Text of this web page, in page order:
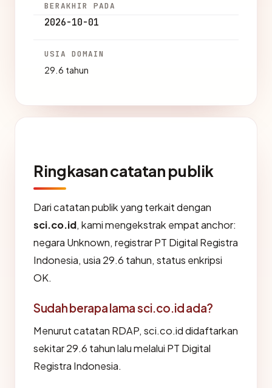
BERAKHIR PADA
2026-10-01
USIA DOMAIN
29.6 tahun
Ringkasan catatan publik
Dari catatan publik yang terkait dengan
sci.co.id, kami mengekstrak empat anchor:
negara Unknown, registrar PT Digital Registra
Indonesia, usia 29.6 tahun, status enkripsi
OK.
Sudah berapa lama sci.co.id ada?
Menurut catatan RDAP, sci.co.id didaftarkan
sekitar 29.6 tahun lalu melalui PT Digital
Registra Indonesia.